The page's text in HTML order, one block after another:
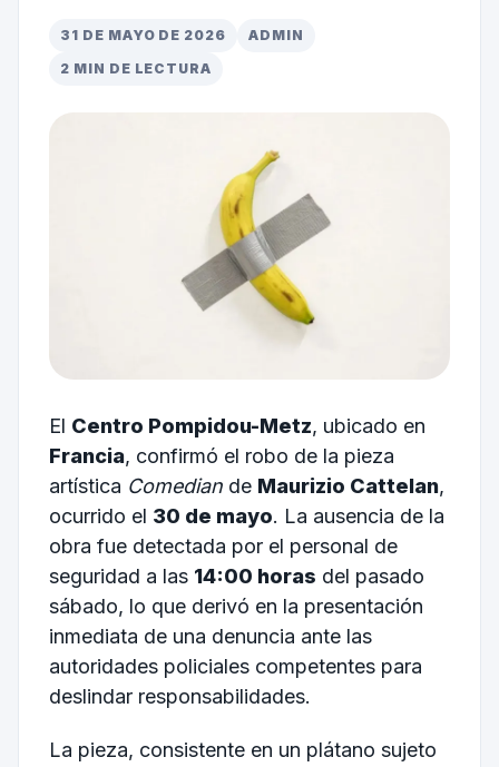
31 DE MAYO DE 2026
ADMIN
2 MIN DE LECTURA
El Centro Pompidou-Metz, ubicado en
Francia, confirmó el robo de la pieza
artística Comediande Maurizio Cattelan,
ocurrido el 30 de mayo. La ausencia de la
obra fue detectada por el personal de
seguridad a las 14:00 horas del pasado
sábado, lo que derivó en la presentación
inmediata de una denuncia ante las
autoridades policiales competentes para
deslindar responsabilidades.
La pieza, consistente en un plátano sujeto